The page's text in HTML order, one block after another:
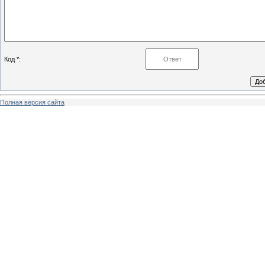
Код *:
Полная версия сайта